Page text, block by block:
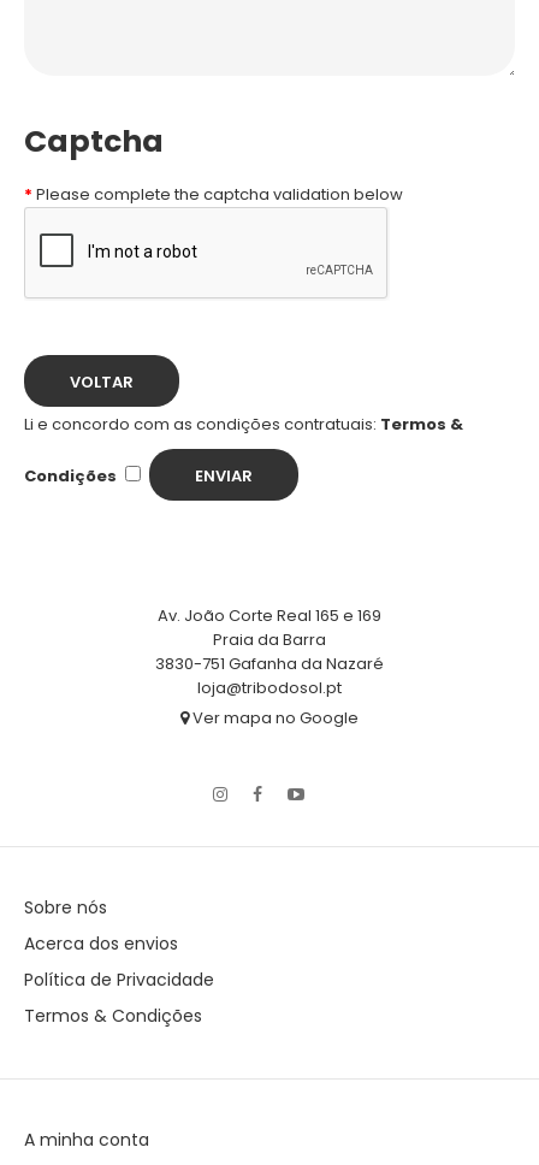
Captcha
Please complete the captcha validation below
VOLTAR
Li e concordo com as condições contratuais: Termos &
Condições
Av. João Corte Real 165 e 169
Praia da Barra
3830-751 Gafanha da Nazaré
loja@tribodosol.pt
Ver mapa no Google
Sobre nós
Acerca dos envios
Política de Privacidade
Termos & Condições
A minha conta